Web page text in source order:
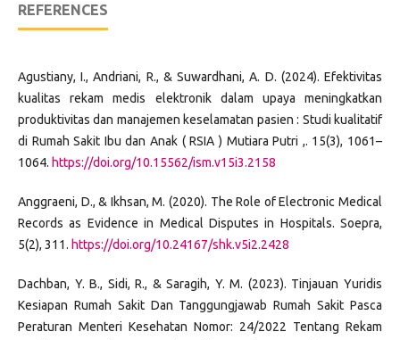
REFERENCES
Agustiany, I., Andriani, R., & Suwardhani, A. D. (2024). Efektivitas
kualitas rekam medis elektronik dalam upaya meningkatkan
produktivitas dan manajemen keselamatan pasien : Studi kualitatif
di Rumah Sakit Ibu dan Anak ( RSIA ) Mutiara Putri ,. 15(3), 1061–
1064. https://doi.org/10.15562/ism.v15i3.2158
Anggraeni, D., & Ikhsan, M. (2020). The Role of Electronic Medical
Records as Evidence in Medical Disputes in Hospitals. Soepra,
5(2), 311. https://doi.org/10.24167/shk.v5i2.2428
Dachban, Y. B., Sidi, R., & Saragih, Y. M. (2023). Tinjauan Yuridis
Kesiapan Rumah Sakit Dan Tanggungjawab Rumah Sakit Pasca
Peraturan Menteri Kesehatan Nomor: 24/2022 Tentang Rekam